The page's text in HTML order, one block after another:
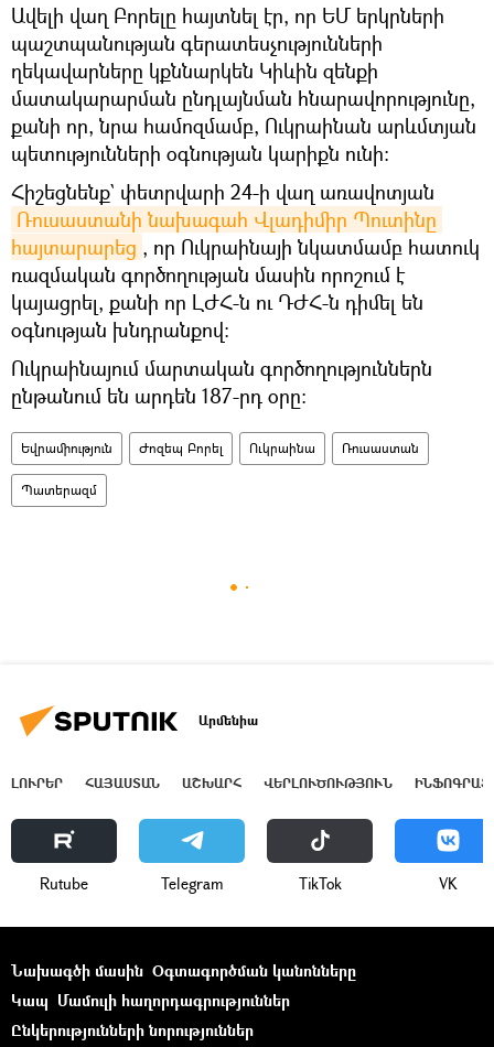
Ավելի վաղ Բորելը հայտնել էր, որ ԵՄ երկրների
պաշտպանության գերատեսչությունների
ղեկավարները կքննարկեն Կիևին զենքի
մատակարարման ընդլայնման հնարավորությունը,
քանի որ, նրա համոզմամբ, Ուկրաինան արևմտյան
պետությունների օգնության կարիքն ունի։
Հիշեցնենք` փետրվարի 24-ի վաղ առավոտյան
Ռուսաստանի նախագահ Վլադիմիր Պուտինը
հայտարարեց , որ Ուկրաինայի նկատմամբ հատուկ
ռազմական գործողության մասին որոշում է
կայացրել, քանի որ ԼԺՀ-ն ու ԴԺՀ-ն դիմել են
օգնության խնդրանքով։
Ուկրաինայում մարտական գործողություններն
ընթանում են արդեն 187-րդ օրը։
Եվրամիություն Ժոզեպ Բորել Ուկրաինա Ռուսաստան
Պատերազմ
Արմենիա
ԼՈՒՐԵՐ ՀԱՅԱՍՏԱՆ ԱՇԽԱՐՀ ՎԵՐԼՈՒԾՈՒԹՅՈՒՆ
Rutube Telegram ТikТоk VK
Նախագծի մասին Օգտագործման կանոնները
Կապ Մամուլի հաղորդագրություններ
Ընկերությունների նորություններ